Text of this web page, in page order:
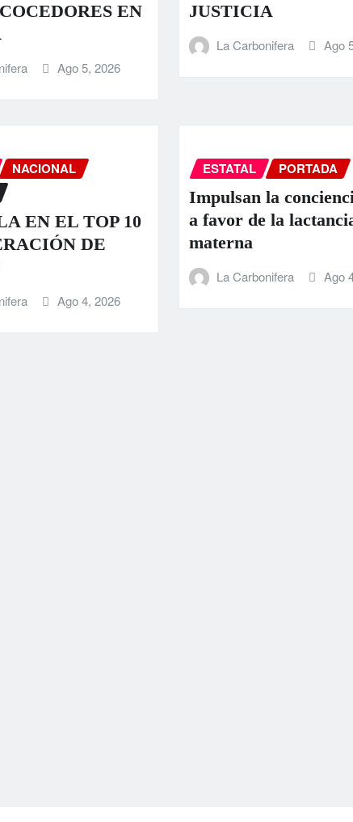
EN
Ago 5, 2026
JUSTICIA
La Carbonifera Ago
NACIONAL
EN EL TOP 10
DE
Ago 4, 2026
ESTATAL PORTADA
Impulsan la
a favor de la
materna
La Carbonifera Ago